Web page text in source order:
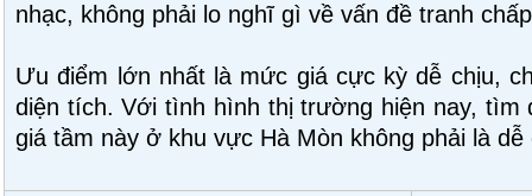
nhạc, không phải lo nghĩ gì về vấn đề tranh
Ưu điểm lớn nhất là mức giá cực kỳ dễ chịu,
diện tích. Với tình hình thị trường hiện nay, tìm
giá tầm này ở khu vực Hà Mòn không phải là dễ